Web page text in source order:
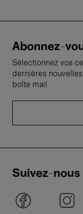
Abonnez-
Sélectionnez vos
dernières
boîte mail
Suivez-nous